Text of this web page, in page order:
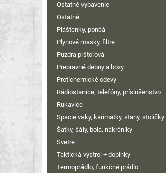
Ostatné vybavenie
Ostatné
Pláštenky, pončá
Plynové masky, filtre
Puzdra pištoľová
Prepravné debny a boxy
Protichemické odevy
Rádiostanice, telefóny, príslušenstvo
Rukavice
Spacie vaky, karimatky, stany, stoličky
Šatky, šály, bola, nákrčníky
Svetre
Taktická výstroj + doplnky
Termoprádlo, funkčné prádlo